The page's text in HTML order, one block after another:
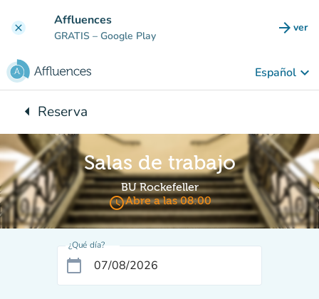
clear Affluences
GRATIS – Google Play arrow_forward ver
Español keyboard_arrow_down
arrow_leftVuelta:
Reserva
Salas de trabajo
BU Rockefeller
access_timeAbre a las 08:00
¿Qué día?
calendar_today